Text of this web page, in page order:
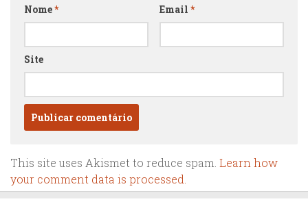
Nome* Email *
Site
This site uses Akismet to reduce spam. Learn how
your comment data is processed.